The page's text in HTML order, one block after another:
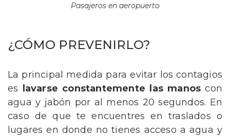
Pasajeros en aeropuerto
¿CÓMO PREVENIRLO?
La principal medida para evitar los contagios
es lavarse constantemente las manos con
agua y jabón por al menos 20 segundos. En
caso de que te encuentres en traslados o
lugares en donde no tienes acceso a agua y